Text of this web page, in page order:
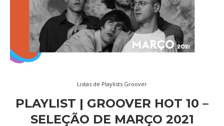
Listas de Playlists Groover
PLAYLIST | GROOVER HOT 10 –
SELEÇÃO DE MARÇO 2021